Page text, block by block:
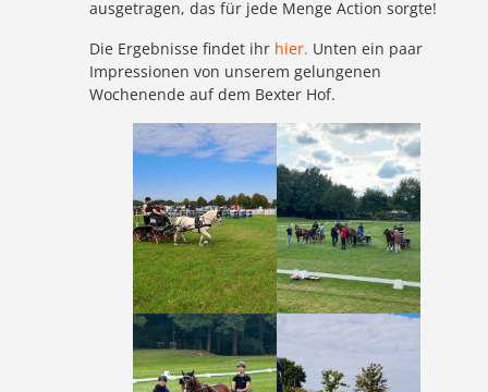
ausgetragen, das für jede Menge Action sorgte!
Die Ergebnisse findet ihr hier. Unten ein paar
Impressionen von unserem gelungenen
Wochenende auf dem Bexter Hof.